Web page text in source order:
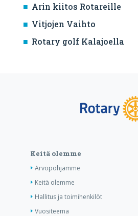
Arin kiitos Rotareille
Vitjojen Vaihto
Rotary golf Kalajoella
Keitä olemme
Arvopohjamme
Keitä olemme
Hallitus ja toimihenkilöt
Vuositeema